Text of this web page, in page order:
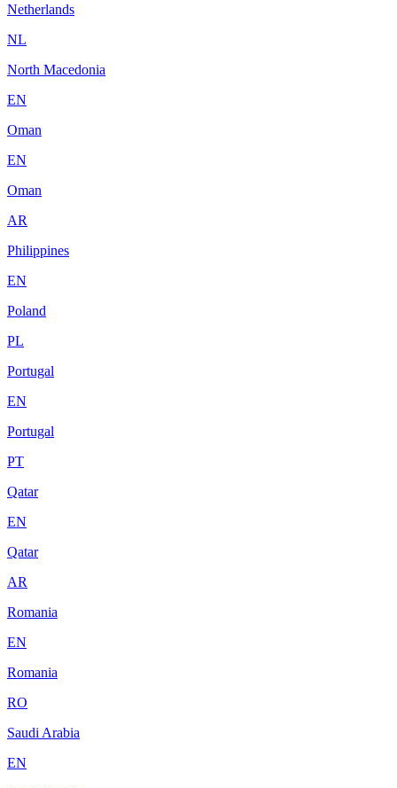
Netherlands
NL
North Macedonia
EN
Oman
EN
Oman
AR
Philippines
EN
Poland
PL
Portugal
EN
Portugal
PT
Qatar
EN
Qatar
AR
Romania
EN
Romania
RO
Saudi Arabia
EN